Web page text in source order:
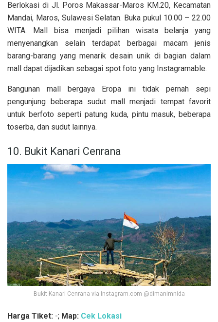
Berlokasi di Jl. Poros Makassar-Maros KM.20, Kecamatan
Mandai, Maros, Sulawesi Selatan. Buka pukul 10.00 – 22.00
WITA. Mall bisa menjadi pilihan wisata belanja yang
menyenangkan selain terdapat berbagai macam jenis
barang-barang yang menarik desain unik di bagian dalam
mall dapat dijadikan sebagai spot foto yang Instagramable.
Bangunan mall bergaya Eropa ini tidak pernah sepi
pengunjung beberapa sudut mall menjadi tempat favorit
untuk berfoto seperti patung kuda, pintu masuk, beberapa
toserba, dan sudut lainnya.
10. Bukit Kanari Cenrana
Bukit Kanari Cenrana via Instagram.com @dimanimnida
Harga Tiket: -; Map: Cek Lokasi